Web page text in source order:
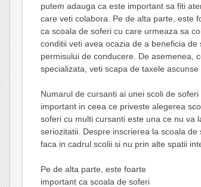
putem adauga ca este important sa fiti
care veti colabora. Pe de alta parte, este
ca scoala de soferi cu care urmeaza sa
conditii veti avea ocazia de a beneficia
permisului de conducere. De asemenea,
specializata, veti scapa de taxele
Numarul de cursanti ai unei scoli de
important in ceea ce priveste alegerea
soferi cu multi cursanti este una ce nu va
seriozitatii. Despre inscrierea la scoala
faca in cadrul scolii si nu prin alte spatii
Pe de alta parte, este foarte
important ca scoala de soferi